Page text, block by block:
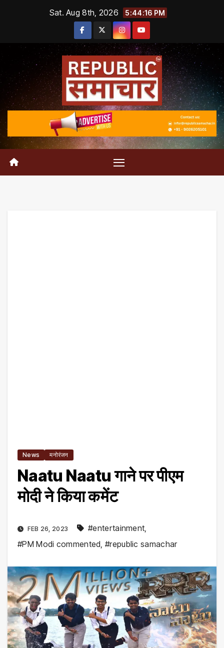
Sat. Aug 8th, 2026 5:44:16 PM
News मनोरंजन
Naatu Naatu गाने पर पीएम
मोदी ने किया कमेंट
FEB 26, 2023 #entertainment
#PM Modi commented ,#republic samachar